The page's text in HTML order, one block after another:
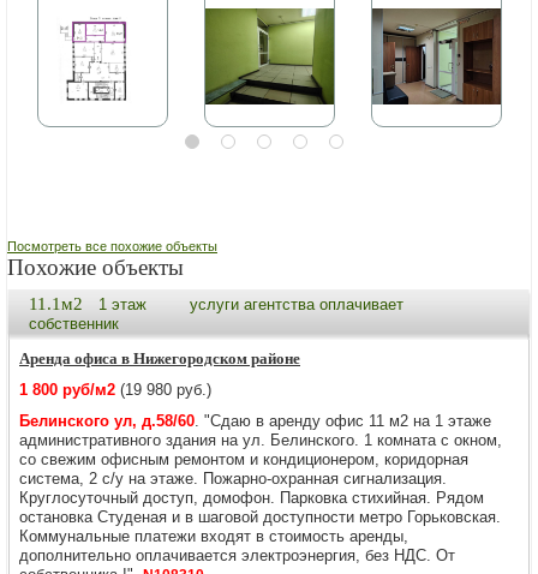
Посмотреть все похожие объекты
Похожие объекты
11.1м2 1 этаж
услуги агентства оплачивает
собственник
Аренда офиса в Нижегородском районе
1 800 руб/м2 (19 980 руб.)
Белинского ул, д.58/60. "Сдаю в аренду офис 11 м2 на 1 этаже
административного здания на ул. Белинского. 1 комната с окном,
со свежим офисным ремонтом и кондиционером, коридорная
система, 2 с/у на этаже. Пожарно-охранная сигнализация.
Круглосуточный доступ, домофон. Парковка стихийная. Рядом
остановка Студеная и в шаговой доступности метро Горьковская.
Коммунальные платежи входят в стоимость аренды,
дополнительно оплачивается электроэнергия, без НДС. От